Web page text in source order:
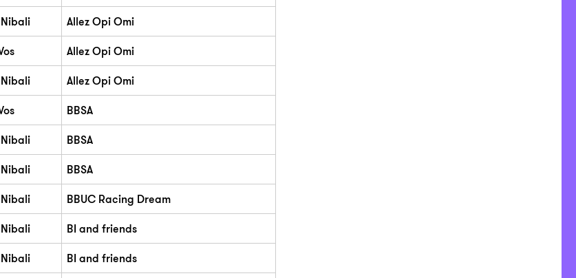
Allez Opi Omi
Allez Opi Omi
Allez Opi Omi
BBSA
BBSA
BBSA
BBUC Racing Dream
BI and friends
BI and friends